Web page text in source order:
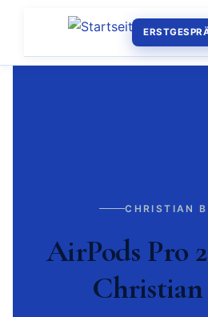
CHRISTIAN
AirPods Pro
Christian